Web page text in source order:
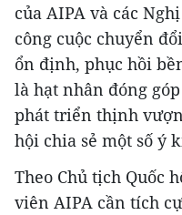
của AIPA và các
công cuộc chuyển
ổn định, phục hồi
là hạt nhân đóng
phát triển thịnh
hội chia sẻ một số ý
Theo Chủ tịch Quốc
viên AIPA cần tích